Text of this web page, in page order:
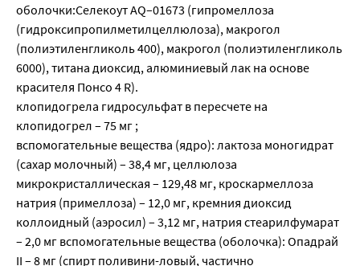
оболочки:Селекоут AQ–01673 (гипромеллоза
(гидроксипропилметилцеллюлоза), макрогол
(полиэтиленгликоль 400), макрогол (полиэтиленгликоль
6000), титана диоксид, алюминиевый лак на основе
красителя Понсо 4 R).
клопидогрела гидросульфат в пересчете на
клопидогрел – 75 мг ;
вспомогательные вещества (ядро): лактоза моногидрат
(сахар молочный) – 38,4 мг, целлюлоза
микрокристаллическая – 129,48 мг, кроскармеллоза
натрия (примеллоза) – 12,0 мг, кремния диоксид
коллоидный (аэросил) – 3,12 мг, натрия стеарилфумарат
– 2,0 мг вспомогательные вещества (оболочка): Опадрай
II – 8 мг (спирт поливини-ловый, частично